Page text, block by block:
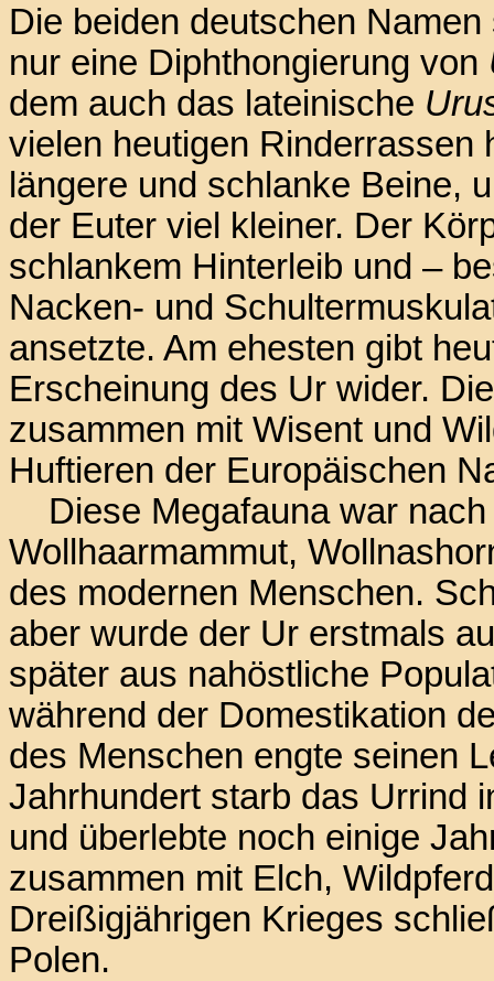
Die beiden deutschen
nur eine Diphthongierung von
dem auch das lateinische
vielen heutigen Rinderrassen
längere und schlanke Beine,
der Euter viel kleiner. Der
schlankem Hinterleib und –
Nacken- und
ansetzte. Am ehesten gibt
Erscheinung des Ur wider.
zusammen mit Wisent und
Huftieren der Europäischen
Diese Megafauna war nach
Wollhaarmammut,
des modernen Menschen.
aber wurde der Ur erstmals
später aus nahöstliche
während der Domestikation
des Menschen engte seinen
Jahrhundert starb das Urrind
und überlebte noch einige
zusammen mit Elch,
Dreißigjährigen Krieges
Polen.